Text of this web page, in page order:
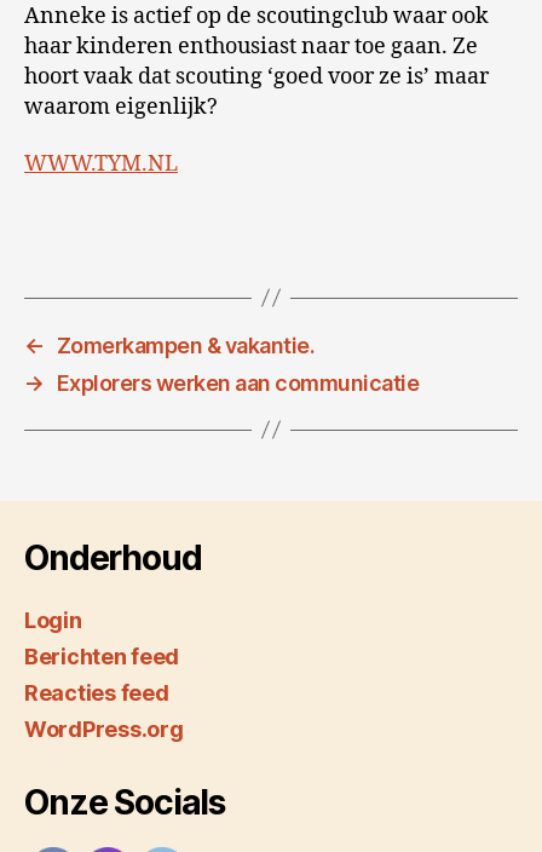
Anneke is actief op de scoutingclub waar ook
haar kinderen enthousiast naar toe gaan. Ze
hoort vaak dat scouting ‘goed voor ze is’ maar
waarom eigenlijk?
WWW.TYM.NL
←
Zomerkampen & vakantie.
→
Explorers werken aan communicatie
Onderhoud
Login
Berichten feed
Reacties feed
WordPress.org
Onze Socials